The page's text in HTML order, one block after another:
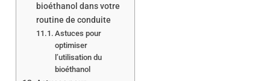
bioéthanol dans votre
routine de conduite
Astuces pour
optimiser
l’utilisation du
bioéthanol